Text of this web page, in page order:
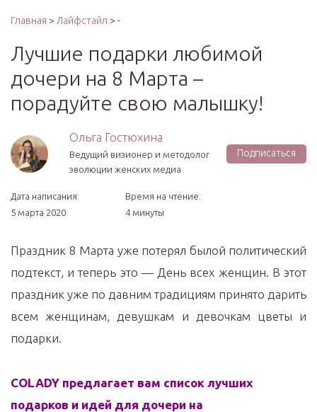
Главная > Лайфстайл > -
Лучшие подарки любимой
дочери на 8 Mарта –
порадуйте свою малышку!
Ольга Гостюхина
Ведущий визионер и методолог
эволюции женских медиа
Подписаться
Дата написания:
5 марта 2020
Время на чтение:
4 минуты
Праздник 8 Марта уже потерял былой политический
подтекст, и теперь это — День всех женщин. В этот
праздник уже по давним традициям принято дарить
всем женщинам, девушкам и девочкам цветы и
подарки.
COLADY предлагает вам список лучших
подарков и идей для дочери на